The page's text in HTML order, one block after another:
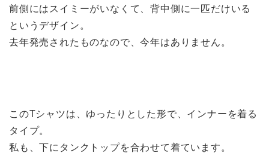
前側にはスイミーがいなくて、背中側に一匹だけいる
というデザイン。
去年発売されたものなので、今年はありません。
このTシャツは、ゆったりとした形で、インナーを着る
タイプ。
私も、下にタンクトップを合わせて着ています。